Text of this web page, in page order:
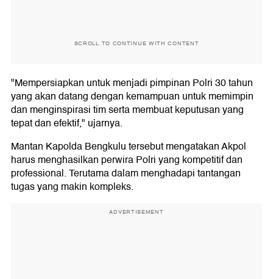
SCROLL TO CONTINUE WITH CONTENT
"Mempersiapkan untuk menjadi pimpinan Polri 30 tahun
yang akan datang dengan kemampuan untuk memimpin
dan menginspirasi tim serta membuat keputusan yang
tepat dan efektif," ujarnya.
Mantan Kapolda Bengkulu tersebut mengatakan Akpol
harus menghasilkan perwira Polri yang kompetitif dan
professional. Terutama dalam menghadapi tantangan
tugas yang makin kompleks.
ADVERTISEMENT